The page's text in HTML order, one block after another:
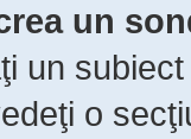
un
un
o